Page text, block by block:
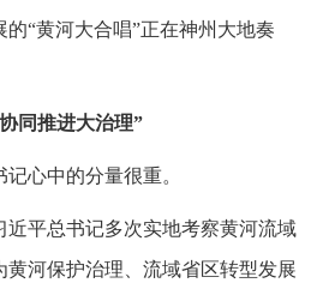
“黄河大合唱”正在神州大地奏
同推进大治理”
心中的分量很重。
近平总书记多次实地考察黄河流域
河保护治理、流域省区转型发展